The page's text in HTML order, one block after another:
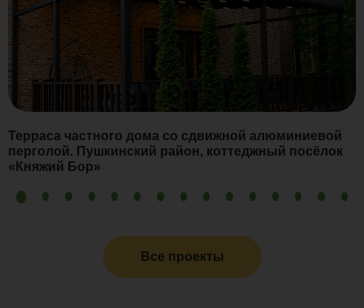
Терраса частного дома со сдвижной алюминиевой
перголой. Пушкинский район, коттеджный посёлок
«Княжий Бор»
Все проекты